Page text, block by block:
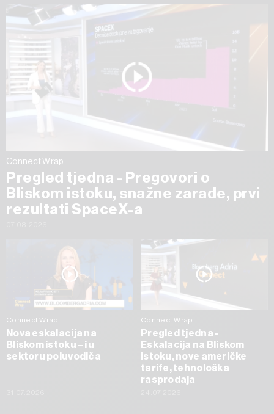
Connect Wrap
Pregled tjedna - Pregovori o
Bliskom istoku, snažne zarade, prvi
rezultati SpaceX-a
Connect Wrap
Nova eskalacija na
Bliskom istoku – i u
sektoru poluvodiča
Connect Wrap
Pregled tjedna -
Eskalacija na Bliskom
istoku, nove američke
tarife, tehnološka
rasprodaja